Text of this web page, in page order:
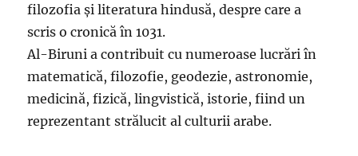
filozofia și literatura hindusă, despre care a
scris o cronică în 1031.
Al-Biruni a contribuit cu numeroase lucrări în
matematică, filozofie, geodezie, astronomie,
medicină, fizică, lingvistică, istorie, fiind un
reprezentant strălucit al culturii arabe.